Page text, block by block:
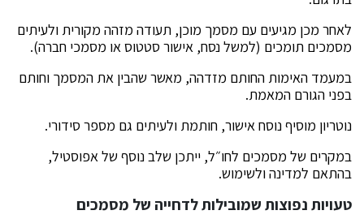
לאחר מכן מגיעים עם מסמך מוכן, תעודה מזהה מקורית ולעיתים
מסמכים תומכים (למשל נסח, אישור סטטוס או מסמכי חברה).
במעמד האימות החותם מזדהה, מאשר שהבין את המסמך וחותם
בפני הגורם המאמת.
נוטריון מוסיף נוסח אישור, חותמת ולעיתים גם מספר סידורי.
במקרים של מסמכים לחו״ל, ייתכן שלב נוסף של אפוסטיל,
בהתאם למדינה ולשימוש.
טעויות נפוצות שמובילות לדחייה של מסמכים